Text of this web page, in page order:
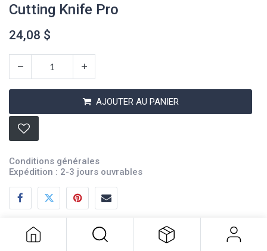
Cutting Knife Pro
24,08 $
AJOUTER AU PANIER
Conditions générales
Expédition : 2-3 jours ouvrables
Description
Cutting Knife Pro
24,08